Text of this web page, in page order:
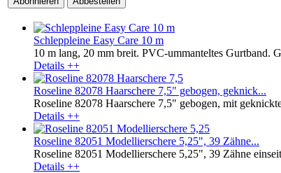
Schleppleine Easy Care 10 m
10 m lang, 20 mm breit. PVC-ummanteltes Gurtband.
Details ++
Roseline 82078 Haarschere 7,5" gebogen, geknick...
Roseline 82078 Haarschere 7,5" gebogen, mit
Details ++
Roseline 82051 Modellierschere 5,25", 39 Zähne...
Roseline 82051 Modellierschere 5,25", 39 Zähne
Details ++